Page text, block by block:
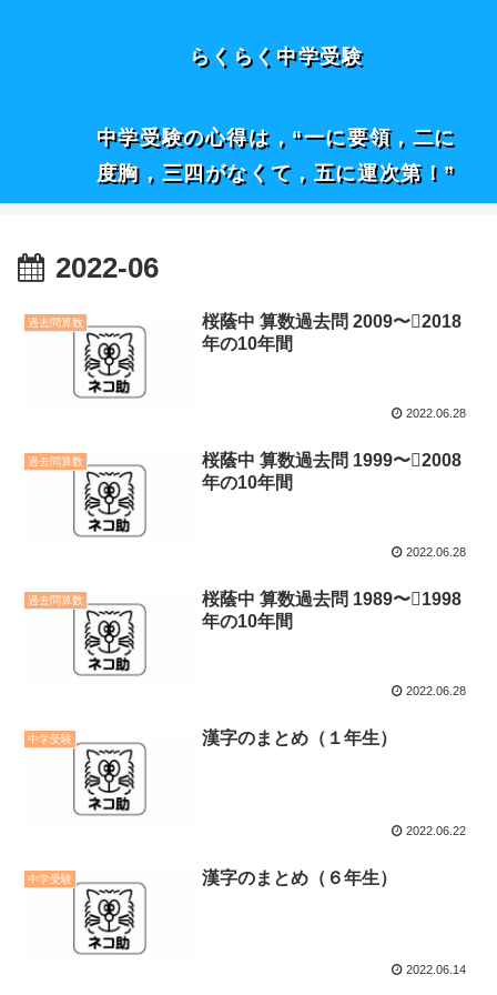
らくらく中学受験
中学受験の心得は，“一に要領，二に
度胸，三四がなくて，五に運次第！”
2022-06
過去問算数
桜蔭中 算数過去問 2009〜2018
年の10年間
2022.06.28
過去問算数
桜蔭中 算数過去問 1999〜2008
年の10年間
2022.06.28
過去問算数
桜蔭中 算数過去問 1989〜1998
年の10年間
2022.06.28
中学受験 漢字のまとめ（１年生）
2022.06.22
中学受験 漢字のまとめ（６年生）
2022.06.14